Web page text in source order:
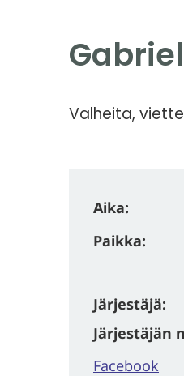
Valheita,
Aika:
Paikka:
Järjestäjä:
Järjestäjän
Facebook